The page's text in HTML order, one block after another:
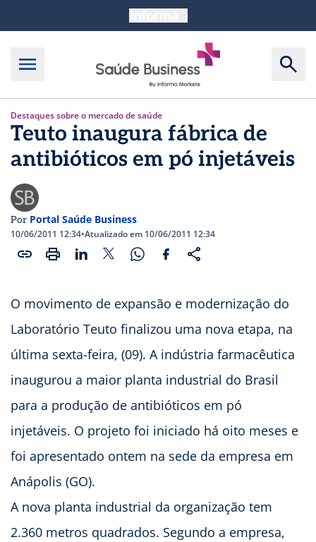
Destaques sobre o mercado de saúde
Teuto inaugura fábrica de
antibióticos em pó injetáveis
Por Portal Saúde Business
10/06/2011 12:34•Atualizado em 10/06/2011 12:34
O movimento de expansão e modernização do
Laboratório Teuto finalizou uma nova etapa, na
última sexta-feira, (09). A indústria farmacêutica
inaugurou a maior planta industrial do Brasil
para a produção de antibióticos em pó
injetáveis. O projeto foi iniciado há oito meses e
foi apresentado ontem na sede da empresa em
Anápolis (GO).
A nova planta industrial da organização tem
2.360 metros quadrados. Segundo a empresa,